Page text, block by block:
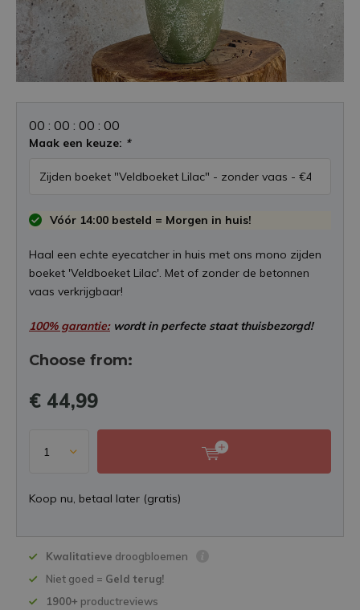
00 : 00 : 00 : 00
Maak een keuze: *
Vóór 14:00 besteld = Morgen in huis!
Haal een echte eyecatcher in huis met ons mono zijden
boeket 'Veldboeket Lilac'. Met of zonder de betonnen
vaas verkrijgbaar!
100% garantie:wordt in perfecte staat thuisbezorgd!
Choose from:
€ 44,99
Koop nu, betaal later (gratis)
Kwalitatieve droogbloemen
Niet goed = Geld terug!
1900+ productreviews